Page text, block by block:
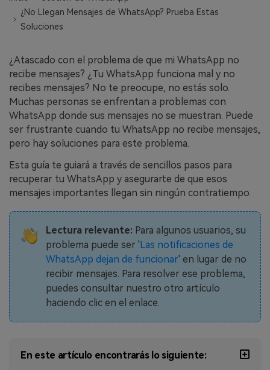
WhatsApp.
Celular a Otro
Transfiere contactos, fotos, música,
videos, SMS y otros tipos de
archivos de un teléfono a otro y a la
PC.
Apps
Mutsapper (Alias: Wutsapper)
Transfiere datos de WhatsApp y
WhatsApp Business sin restablecer los
MobileTrans App
Transfiere datos del teléfono, de
WhatsApp y archivos entre dispositivos
Welastseen
¿No Llegan Mensajes de WhatsApp? Prueba Estas
Soluciones
¿Atascado con el problema de que mi WhatsApp no
recibe mensajes? ¿Tu WhatsApp funciona mal y no
recibes mensajes? No te preocupe, no estás solo.
Muchas personas se enfrentan a problemas con
WhatsApp donde sus mensajes no se muestran. Puede
ser frustrante cuando tu WhatsApp no recibe mensajes,
pero hay soluciones para este problema.
Esta guía te guiará a través de sencillos pasos para
recuperar tu WhatsApp y asegurarte de que esos
mensajes importantes llegan sin ningún contratiempo.
Lectura relevante:Para algunos usuarios, su
problema puede ser 'Las notificaciones de
WhatsApp dejan de funcionar' en lugar de no
recibir mensajes. Para resolver ese problema,
puedes consultar nuestro otro artículo
haciendo clic en el enlace.
En este artículo encontrarás lo siguiente: